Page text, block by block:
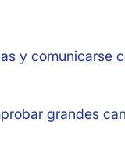
y comunicarse
grandes